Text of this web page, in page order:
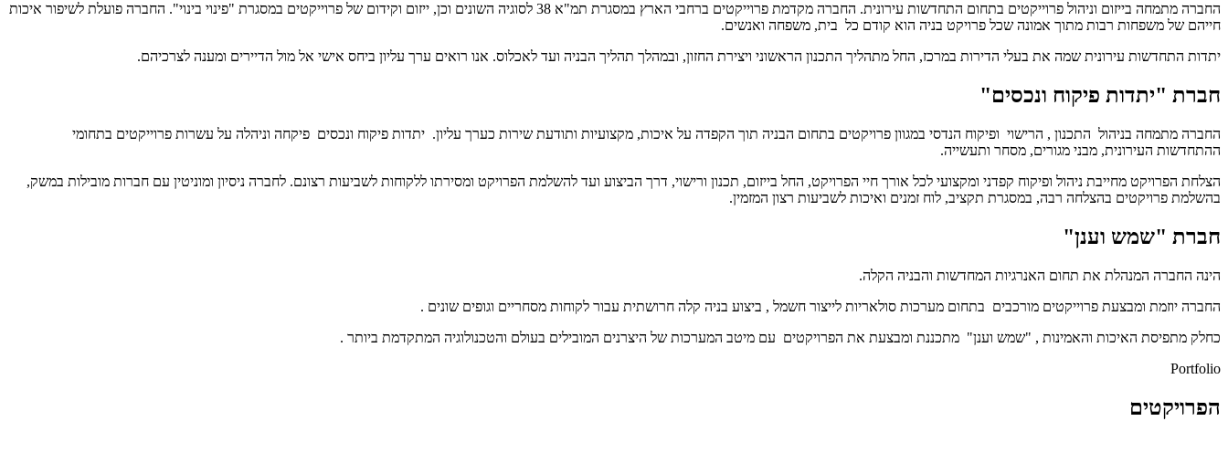
החברה מתמחה בייזום וניהול פרוייקטים בתחום התחדשות עירונית. החברה מקדמת פרוייקטים ברחבי הארץ במסגרת תמ"א 38 לסוגיה השונים וכן, ייזום וקידום של פרוייקטים במסגרת "פינוי בינוי". החברה פועלת לשיפור איכות
חייהם של משפחות רבות מתוך אמונה שכל פרויקט בניה הוא קודם כל בית, משפחה ואנשים.
יתדות התחדשות עירונית שמה את בעלי הדירות במרכז, החל מתהליך התכנון הראשוני ויצירת החזון, ובמהלך תהליך הבניה ועד לאכלוס. אנו רואים ערך עליון ביחס אישי אל מול הדיירים ומענה לצרכיהם.
חברת "יתדות פיקוח ונכסים"
החברה מתמחה בניהול התכנון , הרישוי ופיקוח הנדסי במגוון פרויקטים בתחום הבניה תוך הקפדה על איכות, מקצועיות ותודעת שירות כערך עליון. יתדות פיקוח ונכסים פיקחה וניהלה על עשרות פרוייקטים בתחומי
ההתחדשות העירונית, מבני מגורים, מסחר ותעשייה.
הצלחת הפרויקט מחייבת ניהול ופיקוח קפדני ומקצועי לכל אורך חיי הפרויקט, החל בייזום, תכנון ורישוי, דרך הביצוע ועד להשלמת הפרויקט ומסירתו ללקוחות לשביעות רצונם. לחברה ניסיון ומוניטין עם חברות מובילות במשק,
בהשלמת פרויקטים בהצלחה רבה, במסגרת תקציב, לוח זמנים ואיכות לשביעות רצון המזמין.
חברת "שמש וענן"
הינה החברה המנהלת את תחום האנרגיות המחדשות והבניה הקלה.
החברה יוזמת ומבצעת פרוייקטים מורכבים בתחום מערכות סולאריות לייצור חשמל , ביצוע בניה קלה חרושתית עבור לקוחות מסחריים וגופים שונים .
כחלק מתפיסת האיכות והאמינות , "שמש וענן" מתכננת ומבצעת את הפרויקטים עם מיטב המערכות של היצרנים המובילים בעולם והטכנולוגיה המתקדמת ביותר .
Portfolio
הפרויקטים